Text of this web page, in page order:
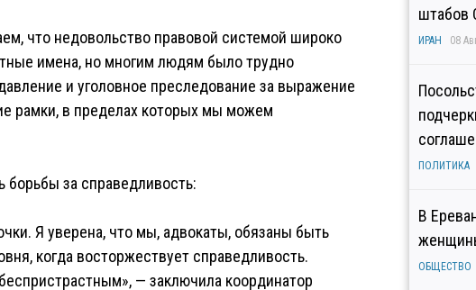
что недовольство правовой системой широко
имена, но многим людям было трудно
и уголовное преследование за выражение
рамки, в пределах которых мы можем
борьбы за справедливость:
Я уверена, что мы, адвокаты, обязаны быть
когда восторжествует справедливость.
— заключила координатор
штабов
ИРАН 08
ПОЛИТИКА
В
ОБЩЕСТВО